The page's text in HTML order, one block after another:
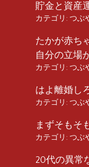
貯金と資産
カテゴリ: つぶ
たかが赤ち
自分の立場
カテゴリ: つぶ
はよ離婚し
カテゴリ: つぶ
まずそもそ
カテゴリ: つぶ
20代の異常